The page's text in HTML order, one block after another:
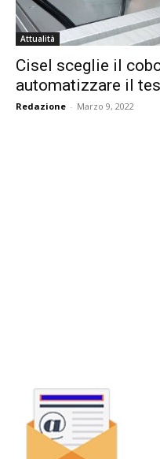
Attualità
Cisel sceglie il
automatizzare il
Redazione - Marzo 9, 2022